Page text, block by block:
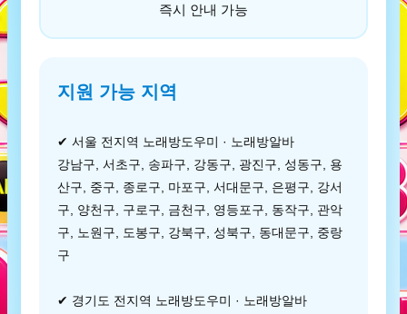
즉시 안내 가능
지원 가능 지역
✔ 서울 전지역 노래방도우미 · 노래방알바
강남구, 서초구, 송파구, 강동구, 광진구, 성동구, 용
산구, 중구, 종로구, 마포구, 서대문구, 은평구, 강서
구, 양천구, 구로구, 금천구, 영등포구, 동작구, 관악
구, 노원구, 도봉구, 강북구, 성북구, 동대문구, 중랑
구
✔ 경기도 전지역 노래방도우미 · 노래방알바